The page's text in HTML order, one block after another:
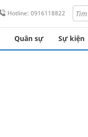
Hotline: 0916118822
Quân sự Sự kiện